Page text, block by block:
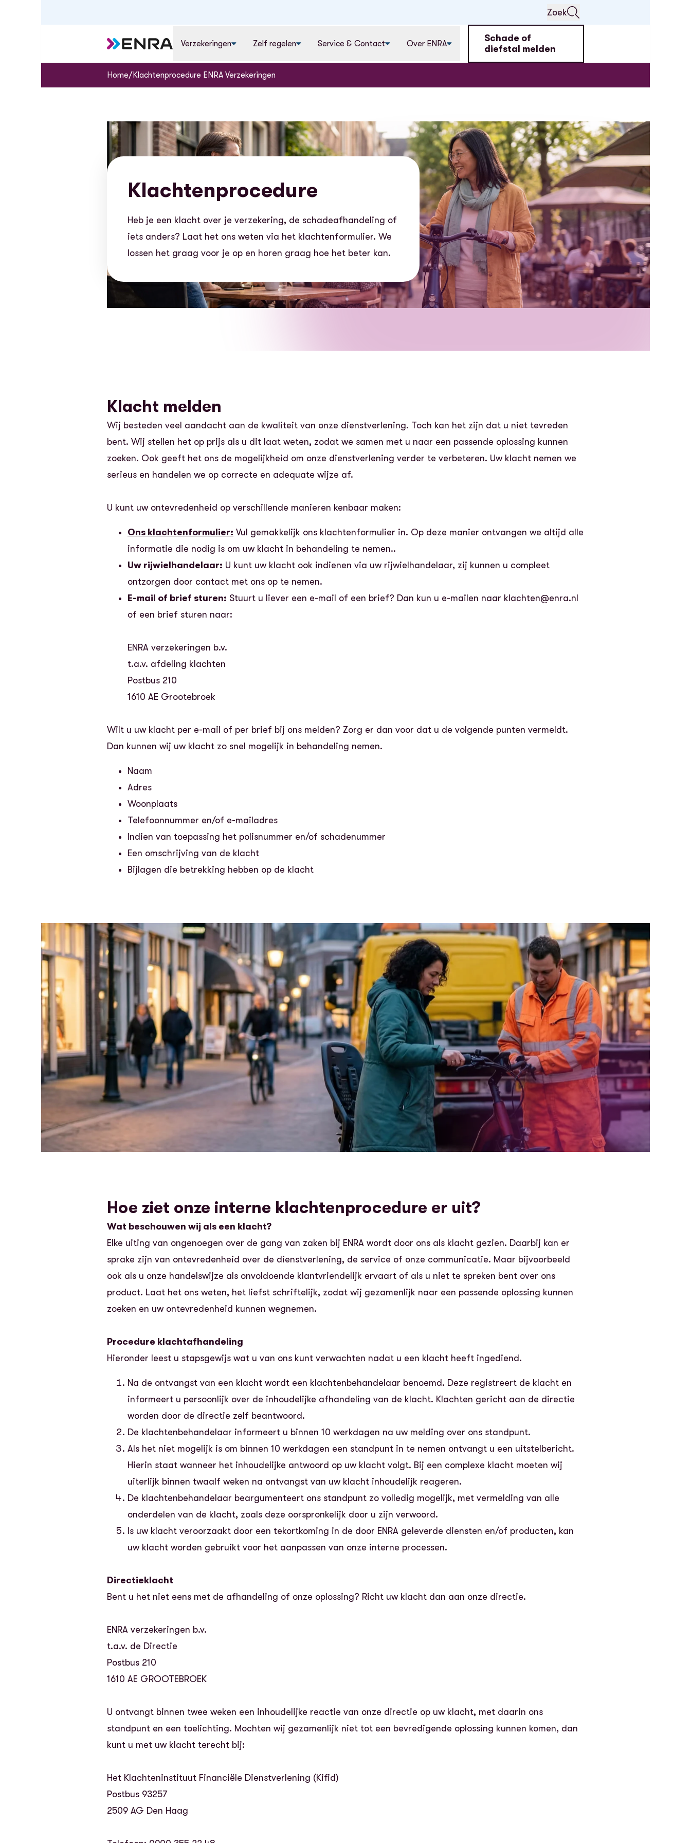
Zoek
Verzekeringen Zelf regelen Service & Contact Over ENRA
Schade of
diefstal melden
Home/Klachtenprocedure ENRA Verzekeringen
Klachtenprocedure
Heb je een klacht over je verzekering, de schadeafhandeling of
iets anders? Laat het ons weten via het klachtenformulier. We
lossen het graag voor je op en horen graag hoe het beter kan.
Klacht melden
Wij besteden veel aandacht aan de kwaliteit van onze dienstverlening. Toch kan het zijn dat u niet tevreden
bent. Wij stellen het op prijs als u dit laat weten, zodat we samen met u naar een passende oplossing kunnen
zoeken. Ook geeft het ons de mogelijkheid om onze dienstverlening verder te verbeteren. Uw klacht nemen we
serieus en handelen we op correcte en adequate wijze af.
U kunt uw ontevredenheid op verschillende manieren kenbaar maken:
Ons klachtenformulier: Vul gemakkelijk ons klachtenformulier in. Op deze manier ontvangen we altijd alle
informatie die nodig is om uw klacht in behandeling te nemen..
Uw rijwielhandelaar: U kunt uw klacht ook indienen via uw rijwielhandelaar, zij kunnen u compleet
ontzorgen door contact met ons op te nemen.
E-mail of brief sturen: Stuurt u liever een e-mail of een brief? Dan kun u e-mailen naar klachten@enra.nl
of een brief sturen naar:
ENRA verzekeringen b.v.
t.a.v. afdeling klachten
Postbus 210
1610 AE Grootebroek
Wilt u uw klacht per e-mail of per brief bij ons melden? Zorg er dan voor dat u de volgende punten vermeldt.
Dan kunnen wij uw klacht zo snel mogelijk in behandeling nemen.
Naam
Adres
Woonplaats
Telefoonnummer en/of e-mailadres
Indien van toepassing het polisnummer en/of schadenummer
Een omschrijving van de klacht
Bijlagen die betrekking hebben op de klacht
Hoe ziet onze interne klachtenprocedure er uit?
Wat beschouwen wij als een klacht?
Elke uiting van ongenoegen over de gang van zaken bij ENRA wordt door ons als klacht gezien. Daarbij kan er
sprake zijn van ontevredenheid over de dienstverlening, de service of onze communicatie. Maar bijvoorbeeld
ook als u onze handelswijze als onvoldoende klantvriendelijk ervaart of als u niet te spreken bent over ons
product. Laat het ons weten, het liefst schriftelijk, zodat wij gezamenlijk naar een passende oplossing kunnen
zoeken en uw ontevredenheid kunnen wegnemen.
Procedure klachtafhandeling
Hieronder leest u stapsgewijs wat u van ons kunt verwachten nadat u een klacht heeft ingediend.
Na de ontvangst van een klacht wordt een klachtenbehandelaar benoemd. Deze registreert de klacht en
informeert u persoonlijk over de inhoudelijke afhandeling van de klacht. Klachten gericht aan de directie
worden door de directie zelf beantwoord.
De klachtenbehandelaar informeert u binnen 10 werkdagen na uw melding over ons standpunt.
Als het niet mogelijk is om binnen 10 werkdagen een standpunt in te nemen ontvangt u een uitstelbericht.
Hierin staat wanneer het inhoudelijke antwoord op uw klacht volgt. Bij een complexe klacht moeten wij
uiterlijk binnen twaalf weken na ontvangst van uw klacht inhoudelijk reageren.
De klachtenbehandelaar beargumenteert ons standpunt zo volledig mogelijk, met vermelding van alle
onderdelen van de klacht, zoals deze oorspronkelijk door u zijn verwoord.
Is uw klacht veroorzaakt door een tekortkoming in de door ENRA geleverde diensten en/of producten, kan
uw klacht worden gebruikt voor het aanpassen van onze interne processen.
Directieklacht
Bent u het niet eens met de afhandeling of onze oplossing? Richt uw klacht dan aan onze directie.
ENRA verzekeringen b.v.
t.a.v. de Directie
Postbus 210
1610 AE GROOTEBROEK
U ontvangt binnen twee weken een inhoudelijke reactie van onze directie op uw klacht, met daarin ons
standpunt en een toelichting. Mochten wij gezamenlijk niet tot een bevredigende oplossing kunnen komen, dan
kunt u met uw klacht terecht bij:
Het Klachteninstituut Financiële Dienstverlening (Kifid)
Postbus 93257
2509 AG Den Haag